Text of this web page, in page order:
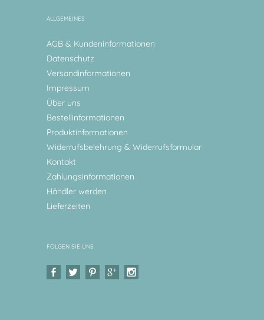
ALLGEMEINES
AGB & Kundeninformationen
Datenschutz
Versandinformationen
Impressum
Über uns
Bestellinformationen
Produktinformationen
Widerrufsbelehrung & Widerrufsformular
Kontakt
Zahlungsinformationen
Händler werden
Lieferzeiten
FOLGEN SIE UNS